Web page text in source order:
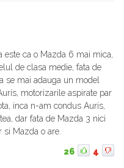
este ca o Mazda 6 mai mica,
de clasa medie, fata de
se mai adauga un model
motorizarile aspirate par
inca n-am condus Auris,
dar fata de Mazda 3 nici
si Mazda o are.
26 4